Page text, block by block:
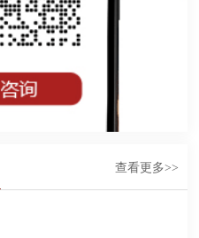
查看更多>>